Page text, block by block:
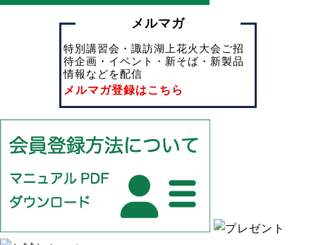
メルマガ
特別講習会・諏訪湖上花火大会ご招
待企画・イベント・新そば・新製品
情報などを配信
メルマガ登録はこちら